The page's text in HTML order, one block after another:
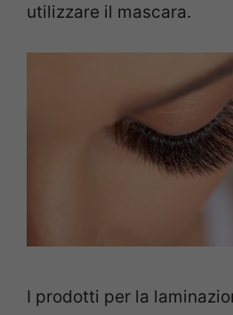
utilizzare il mascara.
I prodotti per la